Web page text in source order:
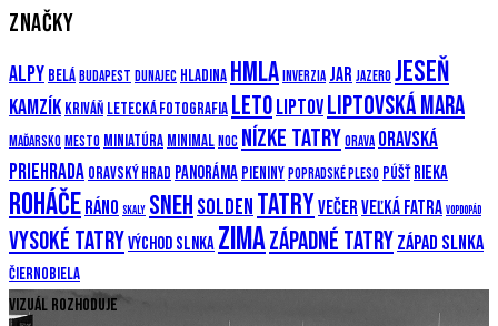
ZNAČKY
Alpy Belá Budapest Dunajec Hladina Hmla Inverzia Jar JazeroJeseň
Kamzík Kriváň Letecká fotografia LetoLiptovLiptovská mara
Maďarsko Mesto Miniatúra Minimal Noc Nízke TatryOrava Oravská
priehrada Oravský hrad Panoráma Pieniny Popradské pleso Púšť Rieka
RoháčeRáno Skaly Sneh Solden TatryvečerVeľká Fatra Vopdopád
Vysoké TatryVýchod slnka ZimaZápadné TatryZápad slnka
Čiernobiela
Vizuál rozhoduje